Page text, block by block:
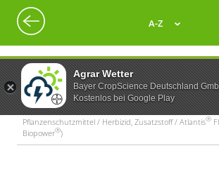
Agrar Wetter
Bayer CropScience Deutschland
Kostenlos bei Google Play
A-Z
Pflanzenschutzmittel / Herbizid, Zusatzstoff / Atlantis®
Biopower®)